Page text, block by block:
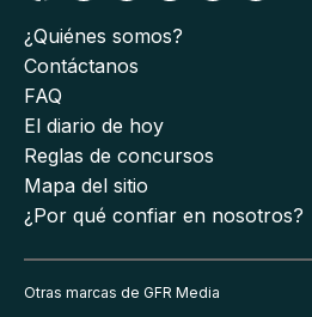
¿Quiénes somos?
Contáctanos
FAQ
El diario de hoy
Reglas de concursos
Mapa del sitio
¿Por qué confiar en nosotros?
Otras marcas de GFR Media